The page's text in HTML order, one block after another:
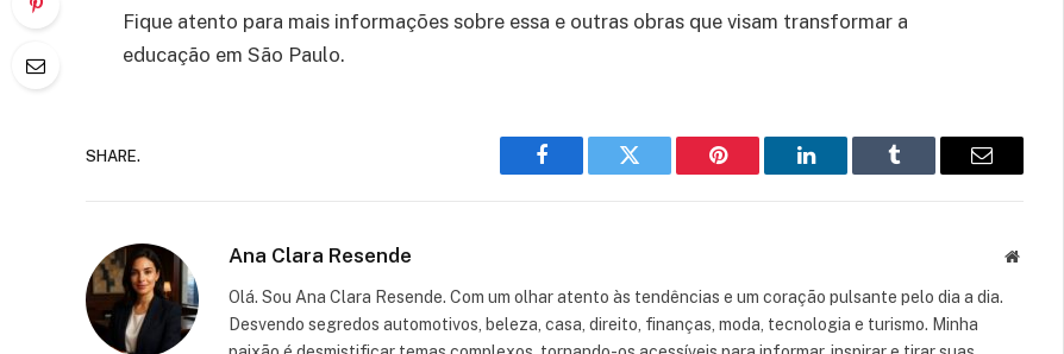
Fique atento para mais informações sobre essa e outras obras que visam transformar a
educação em São Paulo.
SHARE.
Facebook Twitter Pinterest LinkedIn Tumblr Email
Ana Clara Resende Website
Olá. Sou Ana Clara Resende. Com um olhar atento às tendências e um coração pulsante pelo dia a dia.
Desvendo segredos automotivos, beleza, casa, direito, finanças, moda, tecnologia e turismo. Minha